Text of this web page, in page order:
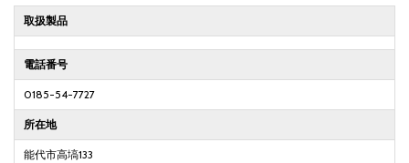
取扱製品
電話番号
0185-54-7727
所在地
能代市高塙133